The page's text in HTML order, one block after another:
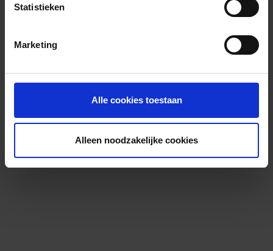
Statistieken
Marketing
Alle cookies toestaan
Alleen noodzakelijke cookies